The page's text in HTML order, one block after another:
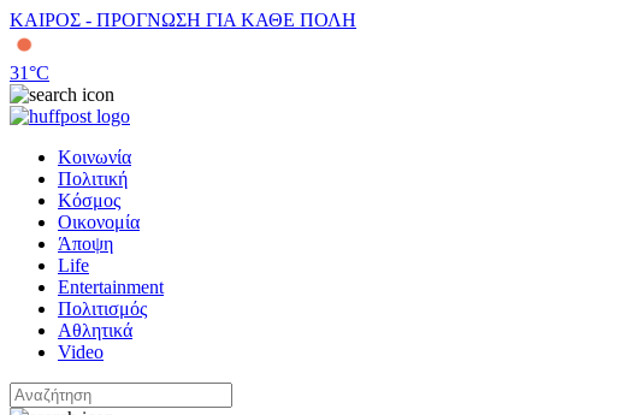
ΚΑΙΡΟΣ - ΠΡΟΓΝΩΣΗ ΓΙΑ ΚΑΘΕ ΠΟΛΗ
31°C
Κοινωνία
Πολιτική
Κόσμος
Οικονομία
Άποψη
Life
Entertainment
Πολιτισμός
Αθλητικά
Video